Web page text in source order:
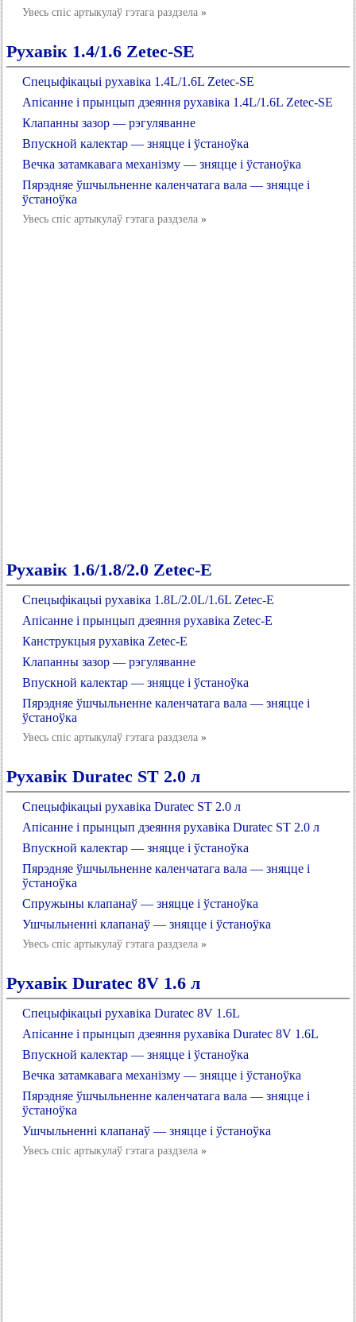
Увесь спіс артыкулаў гэтага раздзела »
Рухавік 1.4/1.6 Zetec-SE
Спецыфікацыі рухавіка 1.4L/1.6L Zetec-SE
Апісанне і прынцып дзеяння рухавіка 1.4L/1.6L Zetec-SE
Клапанны зазор — рэгуляванне
Впускной калектар — зняцце і ўстаноўка
Вечка затамкавага механізму — зняцце і ўстаноўка
Пярэдняе ўшчыльненне каленчатага вала — зняцце і
ўстаноўка
Увесь спіс артыкулаў гэтага раздзела »
Рухавік 1.6/1.8/2.0 Zetec-E
Спецыфікацыі рухавіка 1.8L/2.0L/1.6L Zetec-E
Апісанне і прынцып дзеяння рухавіка Zetec-E
Канструкцыя рухавіка Zetec-E
Клапанны зазор — рэгуляванне
Впускной калектар — зняцце і ўстаноўка
Пярэдняе ўшчыльненне каленчатага вала — зняцце і
ўстаноўка
Увесь спіс артыкулаў гэтага раздзела »
Рухавік Duratec ST 2.0 л
Спецыфікацыі рухавіка Duratec ST 2.0 л
Апісанне і прынцып дзеяння рухавіка Duratec ST 2.0 л
Впускной калектар — зняцце і ўстаноўка
Пярэдняе ўшчыльненне каленчатага вала — зняцце і
ўстаноўка
Спружыны клапанаў — зняцце і ўстаноўка
Ушчыльненні клапанаў — зняцце і ўстаноўка
Увесь спіс артыкулаў гэтага раздзела »
Рухавік Duratec 8V 1.6 л
Спецыфікацыі рухавіка Duratec 8V 1.6L
Апісанне і прынцып дзеяння рухавіка Duratec 8V 1.6L
Впускной калектар — зняцце і ўстаноўка
Вечка затамкавага механізму — зняцце і ўстаноўка
Пярэдняе ўшчыльненне каленчатага вала — зняцце і
ўстаноўка
Ушчыльненні клапанаў — зняцце і ўстаноўка
Увесь спіс артыкулаў гэтага раздзела »